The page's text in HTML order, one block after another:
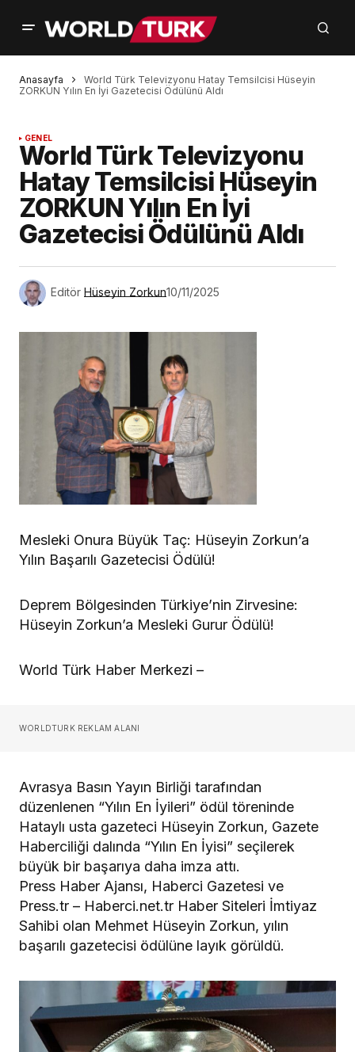
Anasayfa
World Türk Televizyonu Hatay Temsilcisi Hüseyin
ZORKUN Yılın En İyi Gazetecisi Ödülünü Aldı
GENEL
World Türk Televizyonu
Hatay Temsilcisi Hüseyin
ZORKUN Yılın En İyi
Gazetecisi Ödülünü Aldı
Editör Hüseyin Zorkun10/11/2025
Mesleki Onura Büyük Taç: Hüseyin Zorkun’a
Yılın Başarılı Gazetecisi Ödülü!
Deprem Bölgesinden Türkiye’nin Zirvesine:
Hüseyin Zorkun’a Mesleki Gurur Ödülü!
World Türk Haber Merkezi –
WORLDTURK REKLAM ALANI
Avrasya Basın Yayın Birliği tarafından
düzenlenen “Yılın En İyileri” ödül töreninde
Hataylı usta gazeteci Hüseyin Zorkun, Gazete
Haberciliği dalında “Yılın En İyisi” seçilerek
büyük bir başarıya daha imza attı.
Press Haber Ajansı, Haberci Gazetesi ve
Press.tr – Haberci.net.tr Haber Siteleri İmtiyaz
Sahibi olan Mehmet Hüseyin Zorkun, yılın
başarılı gazetecisi ödülüne layık görüldü.